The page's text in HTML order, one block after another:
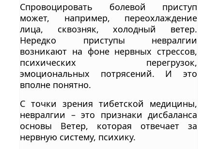
Спровоцировать болевой приступ
может, например, переохлаждение
лица, сквозняк, холодный ветер.
Нередко приступы невралгии
возникают на фоне нервных стрессов,
психических перегрузок,
эмоциональных потрясений. И это
вполне понятно.
С точки зрения тибетской медицины,
невралгии – это признаки дисбаланса
основы Ветер, которая отвечает за
нервную систему, психику.